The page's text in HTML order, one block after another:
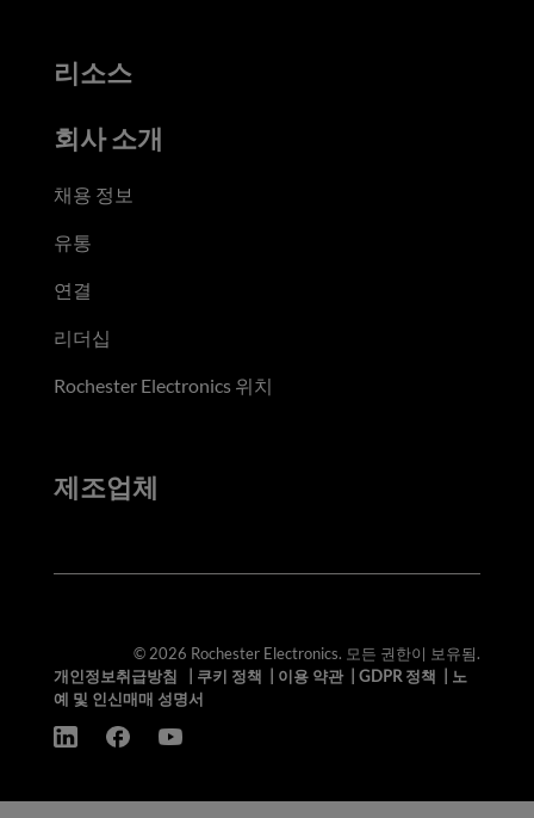
리소스
회사 소개
채용 정보
유통
연결
리더십
Rochester Electronics 위치
제조업체
© 2026 Rochester Electronics. 모든 권한이 보유됨.
개인정보취급방침
쿠키 정책 이용 약관| GDPR 정책
노
예 및 인신매매 성명서